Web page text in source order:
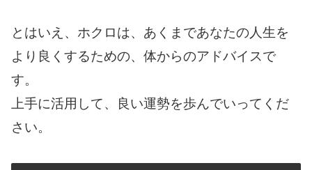
とはいえ、ホクロは、あくまであなたの人生を
より良くするための、体からのアドバイスで
す。
上手に活用して、良い運勢を歩んでいってくだ
さい。